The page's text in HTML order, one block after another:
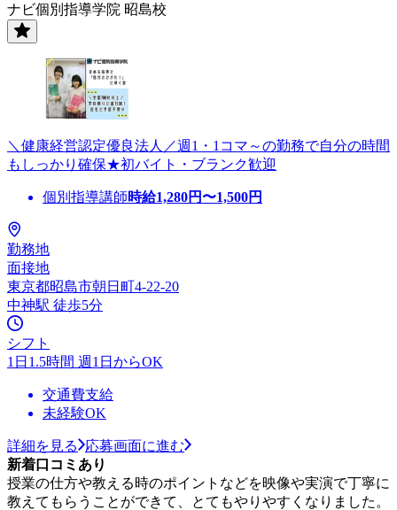
ナビ個別指導学院 昭島校
＼健康経営認定優良法人／週1・1コマ～の勤務で自分の時間
もしっかり確保★初バイト・ブランク歓迎
個別指導講師時給1,280円〜1,500円
勤務地
面接地
東京都昭島市朝日町4-22-20
中神駅 徒歩5分
シフト
1日1.5時間 週1日からOK
交通費支給
未経験OK
詳細を見る
応募画面に進む
新着口コミあり
授業の仕方や教える時のポイントなどを映像や実演で丁寧に
教えてもらうことができて、とてもやりやすくなりました。